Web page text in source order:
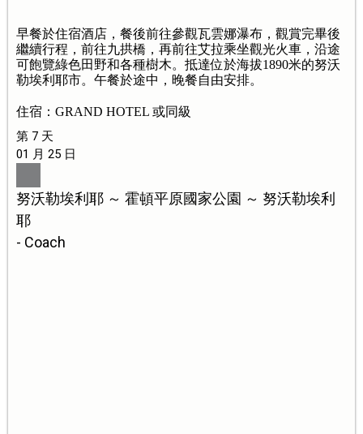
早餐於住宿酒店，餐後前往參觀瓦雲娜瀑布，觀賞完畢後
繼續行程，前往九拱橋，再前往艾拉乘坐觀光火車，沿途
可飽覽綠色田野和各種樹木。抵達位於海拔1890米的努沃
勒埃利耶市。午餐於途中，晚餐自由安排。
住宿：GRAND HOTEL 或同級
第 7 天
01 月 25 日
努沃勒埃利耶 ～ 霍頓平原國家公園 ～ 努沃勒埃利
耶
- Coach